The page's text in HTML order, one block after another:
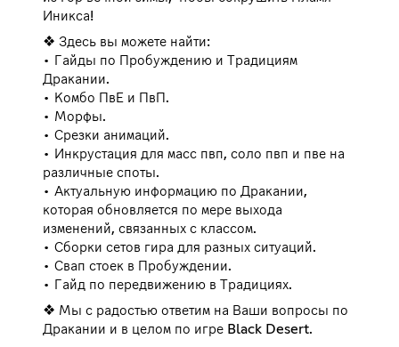
Иникса!
❖ Здесь вы можете найти:
• Гайды по Пробуждению и Традициям
Дракании.
• Комбо ПвЕ и ПвП.
• Морфы.
• Срезки анимаций.
• Инкрустация для масс пвп, соло пвп и пве на
различные споты.
• Актуальную информацию по Дракании,
которая обновляется по мере выхода
изменений, связанных с классом.
• Сборки сетов гира для разных ситуаций.
• Свап стоек в Пробуждении.
• Гайд по передвижению в Традициях.
❖ Мы с радостью ответим на Ваши вопросы по
Дракании и в целом по игре Black Desert.